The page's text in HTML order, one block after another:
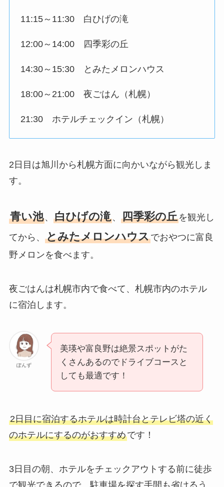
11:15～11:30 白ひげの滝
12:00～14:00 四季彩の丘
14:30～15:30 とみたメロンハウス
18:00～21:00 夜ごはん（札幌）
21:30 ホテルチェックイン（札幌）
2日目は旭川から札幌方面に向かいながら観光しま
す。
青い池、 白ひげの滝、 四季彩の丘を観光し
てから、 とみたメロンハウスでおやつに富良
野メロンを食べます。
夜ごはんは札幌市内で食べて、札幌市内のホテル
に宿泊します。
ぽんず
美瑛や富良野は絶景スポットがた
くさんあるのでドライブコースと
しても最適です！
2日目に宿泊するホテルは時計台とテレビ塔の近く
のホテルにするのがおすすめです！
3日目の朝、ホテルをチェックアウトする前に徒歩